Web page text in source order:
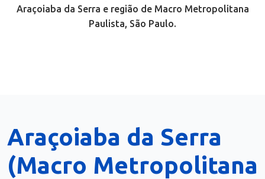
Araçoiaba da Serra e região de Macro Metropolitana
Paulista, São Paulo.
Araçoiaba da Serra
(Macro Metropolitana